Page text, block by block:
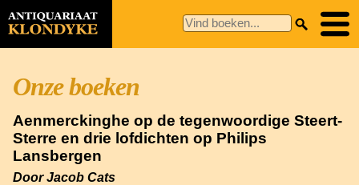
Onze boeken
Aenmerckinghe op de tegenwoordige Steert-
Sterre en drie lofdichten op Philips
Lansbergen
Door Jacob Cats